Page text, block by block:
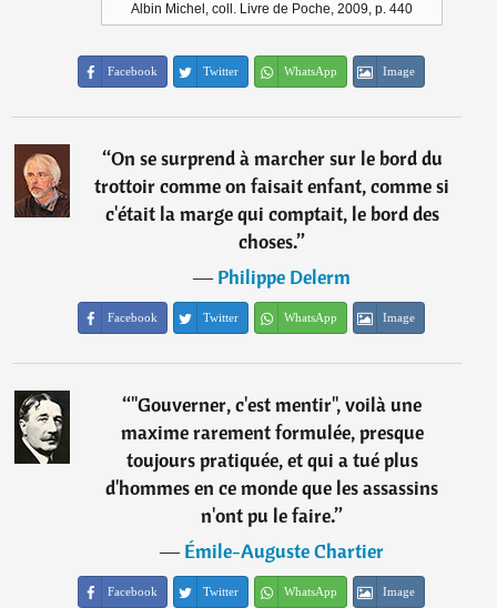
Albin Michel, coll. Livre de Poche, 2009, p. 440
Facebook Twitter WhatsApp Image
“On se surprend à marcher sur le bord du
trottoir comme on faisait enfant, comme si
c'était la marge qui comptait, le bord des
choses.”
―Philippe Delerm
Facebook Twitter WhatsApp Image
“"Gouverner, c'est mentir", voilà une
maxime rarement formulée, presque
toujours pratiquée, et qui a tué plus
d'hommes en ce monde que les assassins
n'ont pu le faire.”
―Émile-Auguste Chartier
Facebook Twitter WhatsApp Image